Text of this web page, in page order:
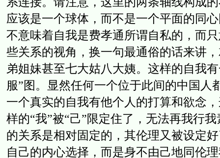
应该是一个球体，而不是一个平面的同
不意味着自我是费孝通所谓自私的，而
些关系的视角，换一句最通俗的话来讲
弟姐妹甚至七大姑八大姨。这样的自我
服”图。显然任何一个位于此间的中国人
一个真实的自我有他个人的打算和欲念
样的“我”被“己”限定住了，无法再我行
的关系是相对固定的，其伦理又被设定
自己的内心选择，而是身不由己地同伦